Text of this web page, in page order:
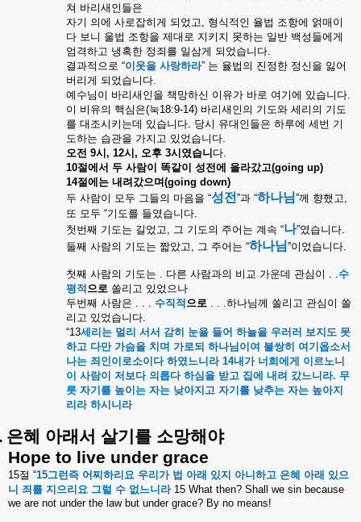
쳐 바리새인들은
자기 의에 사로잡히게 되었고 형식적인 율법 조항에 얽매이
다 보니 울법 조항을 제대로 지키지 못하는 일반 백성들에게
엄격하고 냉혹한 정죄를 일삼게 되었습니다
결과적으로 “이웃을 사랑하라” 는 율법의 진정한 정신을 잃어
버리게 되었습니다
예수님이 바리새인을 책망하신 이유가 바로 여기에 있습니다
이 비유의 핵심은(눅18:9-14) 바리새인의 기도와 세리의 기도
를 대조시키는데 있습니다 당시 유대인들은 하루에 세번 기
도하는 습관을 가지고 있었습니다
오전 9시, 12시, 오후 3시였습니다
10절에서 두 사람이 똑같이 성전에 올라갔고(going up)
14절에는 내려갔으며(going down)
두 사람이 모두 그들의 마음을 “성전 ”과 “하나님”께 향했고
또 모두 “기도를 들였습니다
첫번째 기도는 길었고 그 기도의 주어는 계속 “나”였습니다
둘째 사람의 기도는 짧았고 그 주어는 “하나님”이었습니다
첫째 사람의 기도는 다른 사람과의 비교 가운데 관심이
수
평적으로 쏠리고 있었으나
두번째 사람은 수직적으로 하나님께 쏠리고 관심이 쏠
리고 있었습니다
“13세리는 멀리 서서 감히 눈을 들어 하늘을 우러러 보지도 못
하고 다만 가슴을 치며 가로되 하나님이여 불쌍히 여기옵소서
나는 죄인이로소이다 하였느니라14내가 너희에게 이르노니
이 사람이 저보다 의롭다 하심을 받고 집에 내려 갔느니라. 무
릇 자기를 높이는 자는 낮아지고 자기를 낮추는 자는 높아지
리라 하시니라
은혜 아래서 살기를 소망해야
Hope to live under grace
15절 “15그런즉 어찌하리요 우리가 법 아래 있지 아니하고 은혜 아래 있으
니 죄를 지으리요 그럴 수 없느니라 15 What then? Shall we sin because
we are not under the law but under grace? By no means!